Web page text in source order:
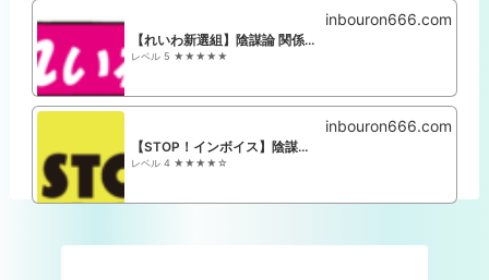
【れいわ新選組】陰謀論 関係者+支持者まとめ
レベル 5 ★★★★★
inbouron666.com
【STOP！インボイス】陰謀論 関係者まとめ
レベル 4 ★★★★☆
inbouron666.com